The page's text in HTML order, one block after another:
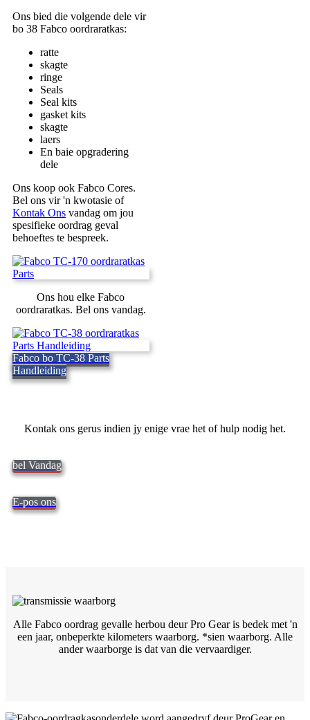
Ons bied die volgende dele vir
bo 38 Fabco oordraratkas:
ratte
skagte
ringe
Seals
Seal kits
gasket kits
skagte
laers
En baie opgradering
dele
Ons koop ook Fabco Cores.
Bel ons vir 'n kwotasie of
Kontak Ons vandag om jou
spesifieke oordrag geval
behoeftes te bespreek.
Ons hou elke Fabco
oordraratkas. Bel ons vandag.
Fabco bo TC-38 Parts
Handleiding
Kontak ons ​​gerus indien jy enige vrae het of hulp nodig het.
bel Vandag
E-pos ons
Alle Fabco oordrag gevalle herbou deur Pro Gear is bedek met 'n
een jaar, onbeperkte kilometers waarborg. *sien waarborg. Alle
ander waarborge is dat van die vervaardiger.